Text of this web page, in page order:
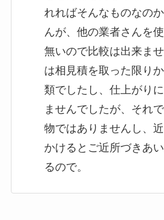
れればそんなものなの
んが、他の業者さんを
無いので比較は出来ま
は相見積を取った限り
類でしたし、仕上がり
ませんでしたが、それ
物ではありませんし、
かけるとご近所づきあ
るので。